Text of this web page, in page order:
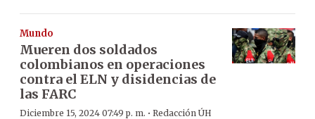
Mundo
Mueren dos soldados
colombianos en operaciones
contra el ELN y disidencias de
las FARC
Diciembre 15, 2024 07:49 p. m. · Redacción ÚH